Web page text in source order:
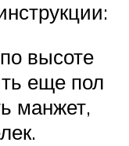
высоте
еще пол
манжет,